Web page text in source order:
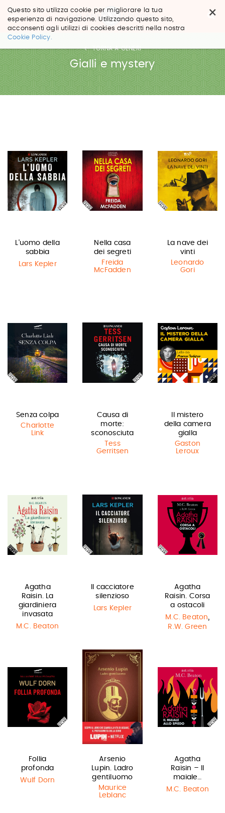
×
Questo sito utilizza cookie per migliorare la tua
esperienza di navigazione. Utilizzando questo sito,
acconsenti agli utilizzi di cookies descritti nella nostra
Cookie Policy.
Salta
contenuti.
Salta
Gialli e mystery
TORNA A GENERI
L'uomo della
sabbia
Lars Kepler
Nella casa
dei segreti
Freida
McFadden
La nave dei
vinti
Leonardo
Gori
Senza colpa
Charlotte
Link
Causa di
morte:
sconosciuta
Tess
Gerritsen
Il mistero
della camera
gialla
Gaston
Leroux
Agatha
Raisin. La
giardiniera
invasata
M.C. Beaton
Il cacciatore
silenzioso
Lars Kepler
Agatha
Raisin. Corsa
a ostacoli
M.C. Beaton,
R.W. Green
Follia
profonda
Wulf Dorn
Arsenio
Lupin. Ladro
gentiluomo
Maurice
Leblanc
Agatha
Raisin – Il
maiale…
M.C. Beaton